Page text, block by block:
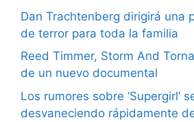
Dan Trachtenberg dirigirá una
de terror para toda la familia
Reed Timmer, Storm And
de un nuevo documental
Los rumores sobre ‘Supergirl’
desvaneciendo rápidamente